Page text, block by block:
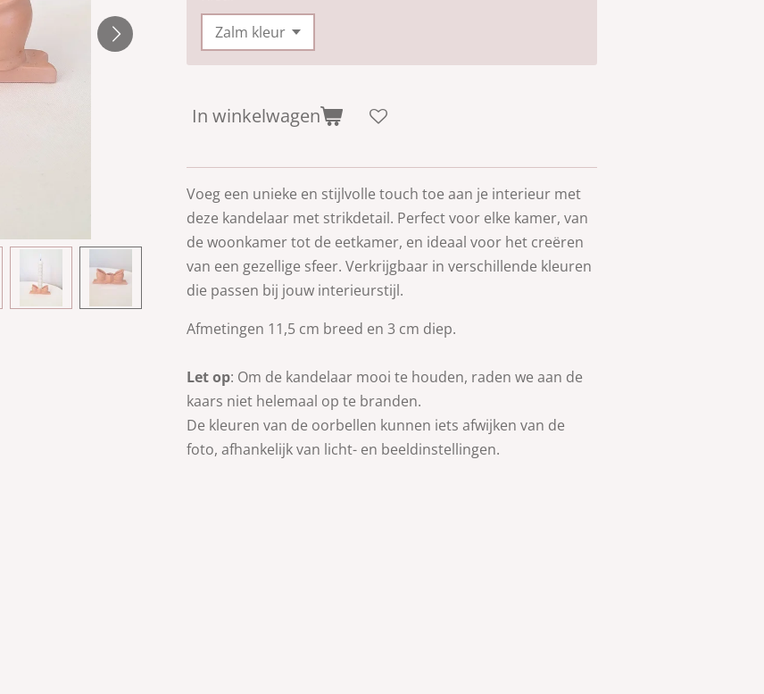
In winkelwagen
Voeg een unieke en stijlvolle touch toe aan je interieur met
deze kandelaar met strikdetail. Perfect voor elke kamer, van
de woonkamer tot de eetkamer, en ideaal voor het creëren
van een gezellige sfeer. Verkrijgbaar in verschillende kleuren
die passen bij jouw interieurstijl.
Afmetingen 11,5 cm breed en 3 cm diep.
Let op: Om de kandelaar mooi te houden, raden we aan de
kaars niet helemaal op te branden.
De kleuren van de oorbellen kunnen iets afwijken van de
foto, afhankelijk van licht- en beeldinstellingen.